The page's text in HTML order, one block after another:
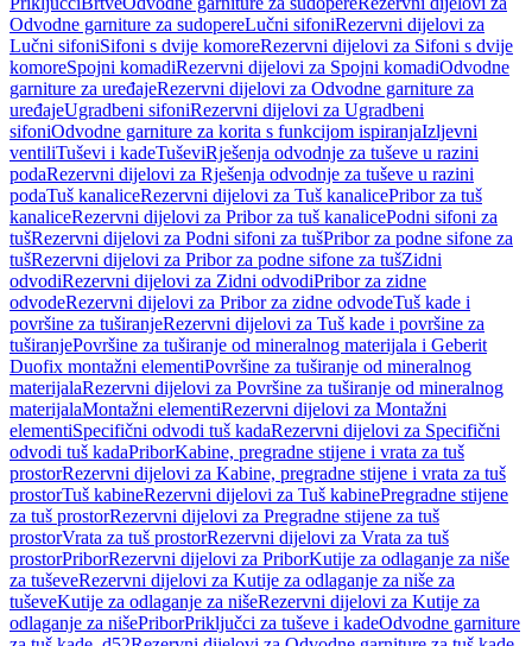
Odvodne garniture za sudopereLučni sifoniRezervni dijelovi za
Lučni sifoniSifoni s dvije komoreRezervni dijelovi za Sifoni s dvije
komoreSpojni komadiRezervni dijelovi za Spojni komadiOdvodne
garniture za uređajeRezervni dijelovi za Odvodne garniture za
uređajeUgradbeni sifoniRezervni dijelovi za Ugradbeni
sifoniOdvodne garniture za korita s funkcijom ispiranjaIzljevni
ventiliTuševi i kadeTuševiRješenja odvodnje za tuševe u razini
podaRezervni dijelovi za Rješenja odvodnje za tuševe u razini
podaTuš kanaliceRezervni dijelovi za Tuš kanalicePribor za tuš
kanaliceRezervni dijelovi za Pribor za tuš kanalicePodni sifoni za
tušRezervni dijelovi za Podni sifoni za tušPribor za podne sifone za
tušRezervni dijelovi za Pribor za podne sifone za tušZidni
odvodiRezervni dijelovi za Zidni odvodiPribor za zidne
odvodeRezervni dijelovi za Pribor za zidne odvodeTuš kade i
površine za tuširanjeRezervni dijelovi za Tuš kade i površine za
tuširanjePovršine za tuširanje od mineralnog materijala i Geberit
Duofix montažni elementiPovršine za tuširanje od mineralnog
materijalaRezervni dijelovi za Površine za tuširanje od mineralnog
materijalaMontažni elementiRezervni dijelovi za Montažni
elementiSpecifični odvodi tuš kadaRezervni dijelovi za Specifični
odvodi tuš kadaPriborKabine, pregradne stijene i vrata za tuš
prostorRezervni dijelovi za Kabine, pregradne stijene i vrata za tuš
prostorTuš kabineRezervni dijelovi za Tuš kabinePregradne stijene
za tuš prostorRezervni dijelovi za Pregradne stijene za tuš
prostorVrata za tuš prostorRezervni dijelovi za Vrata za tuš
prostorPriborRezervni dijelovi za PriborKutije za odlaganje za niše
za tuševeRezervni dijelovi za Kutije za odlaganje za niše za
tuševeKutije za odlaganje za nišeRezervni dijelovi za Kutije za
odlaganje za nišePriborPriključci za tuševe i kadeOdvodne garniture